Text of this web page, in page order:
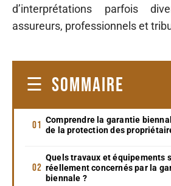
d’interprétations parfois
assureurs, professionnels et
SOMMAIRE
Comprendre la garantie
de la protection des
Quels travaux et équipements
réellement concernés par la
biennale ?